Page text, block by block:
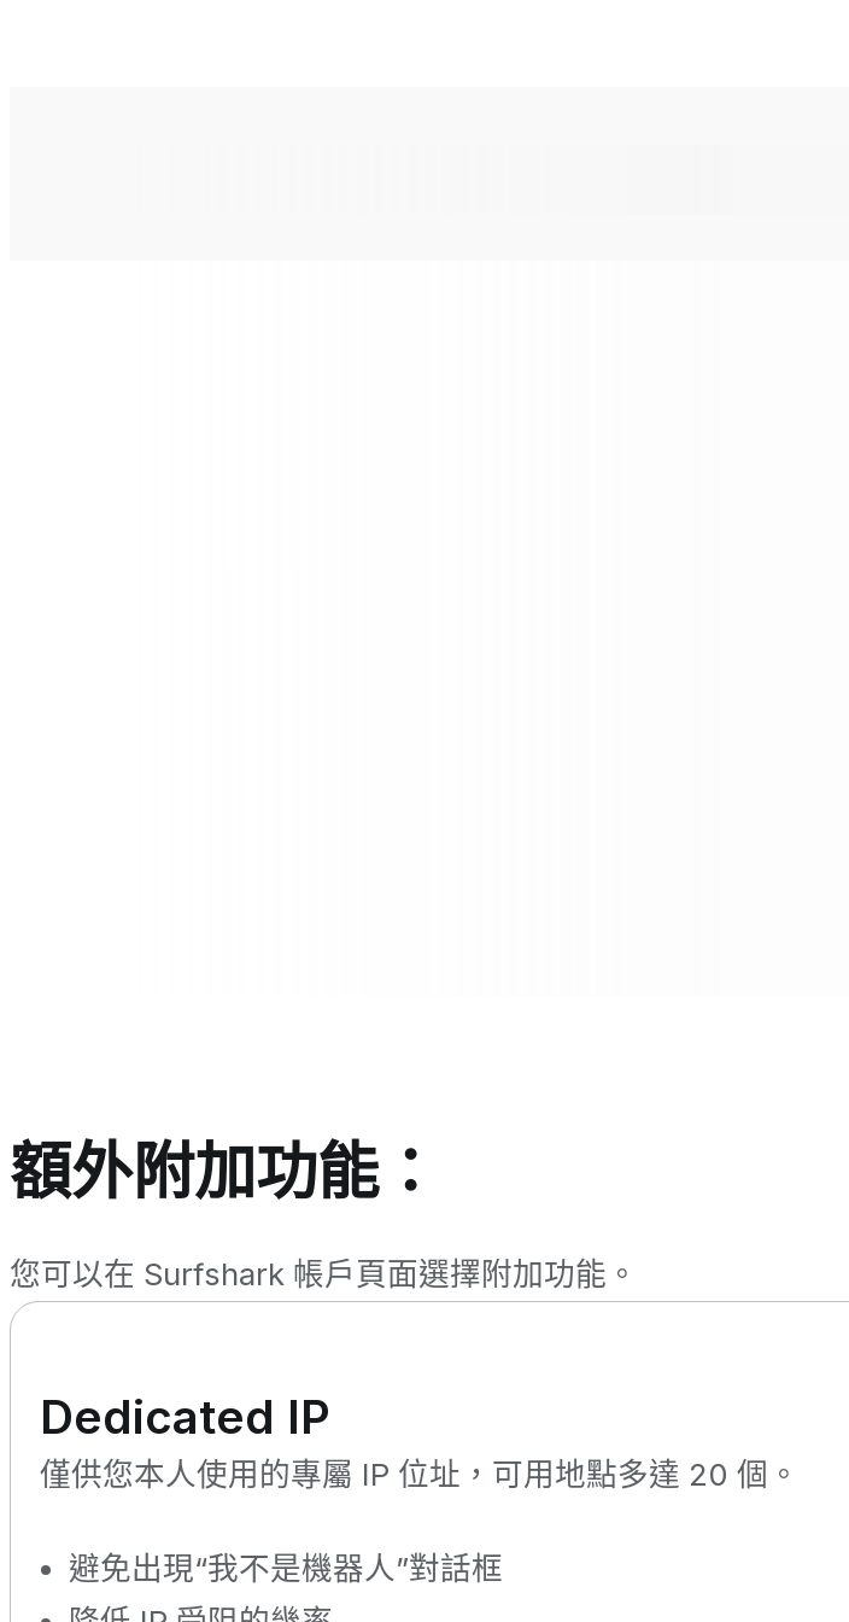
額外附加功能：
您可以在 Surfshark 帳戶頁面選擇附加功能。
Dedicated IP
僅供您本人使用的專屬 IP 位址，可用地點多達 20 個。
避免出現“我不是機器人”對話框